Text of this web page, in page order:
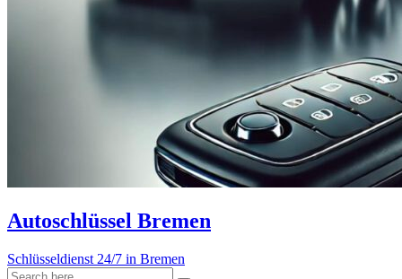
Autoschlüssel Bremen
Schlüsseldienst 24/7 in Bremen